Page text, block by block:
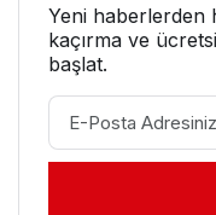
Yeni haberlerden
kaçırma ve
başlat.